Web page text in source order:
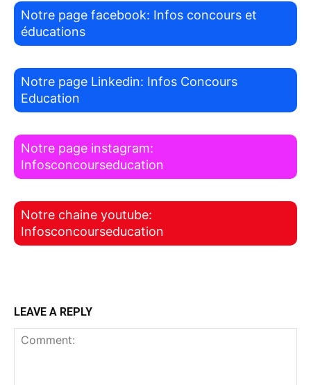
Notre page facebook: Infos concours et
éducations
Notre page Linkedin: Infos Concours
Education
Notre page instagram:
Infosconcourseducation
Notre chaine youtube:
Infosconcourseducation
LEAVE A REPLY